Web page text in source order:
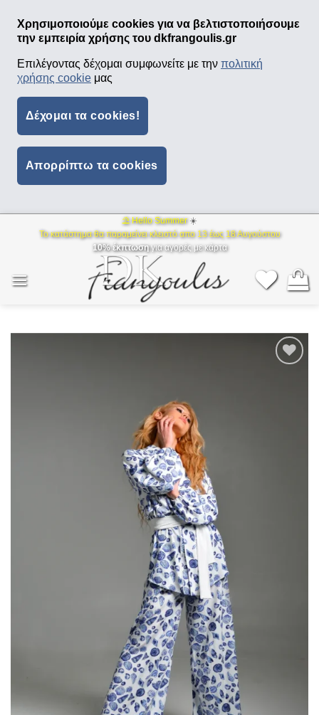
Χρησιμοποιούμε cookies για να βελτιστοποιήσουμε
την εμπειρία χρήσης του dkfrangoulis.gr
Επιλέγοντας δέχομαι συμφωνείτε με την πολιτική
χρήσης cookie μας
Δέχομαι τα cookies!
Απορρίπτω τα cookies
⛱ Hello Summer ☀️
Το κατάστημα θα παραμείνει κλειστό απο 13 έως 18 Αυγούστου
10% έκπτωσηγια αγορές με κάρτα